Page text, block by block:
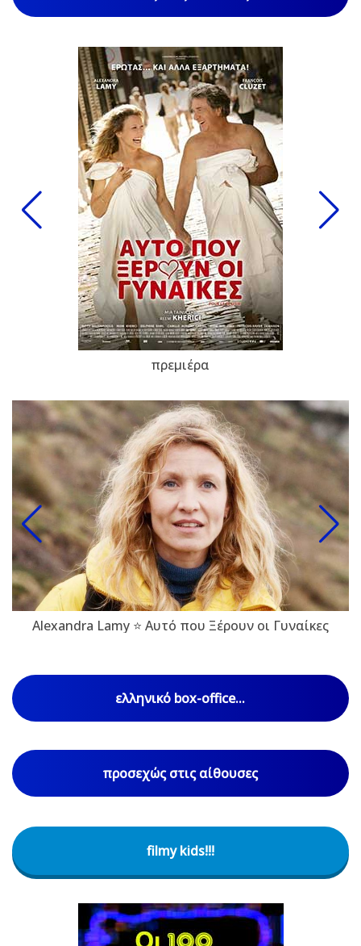
πρεμιέρα
Alexandra Lamy ⭐ Αυτό που Ξέρουν οι Γυναίκες
ελληνικό box-office...
προσεχώς στις αίθουσες
filmy kids!!!